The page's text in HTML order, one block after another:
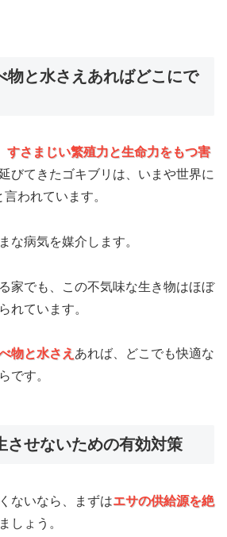
物と水さえあればどこにで
すさまじい繁殖力と生命力をもつ害
びてきたゴキブリは、いまや世界に
われています。
な病気を媒介します。
家でも、この不気味な生き物はほぼ
れています。
物と水さえ あれば、どこでも快適な
です。
させないための有効対策
ないなら、まずはエサの供給源を絶
しょう。